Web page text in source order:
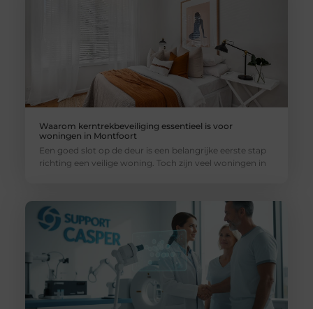
Waarom kerntrekbeveiliging essentieel is voor
woningen in Montfoort
Een goed slot op de deur is een belangrijke eerste stap
richting een veilige woning. Toch zijn veel woningen in